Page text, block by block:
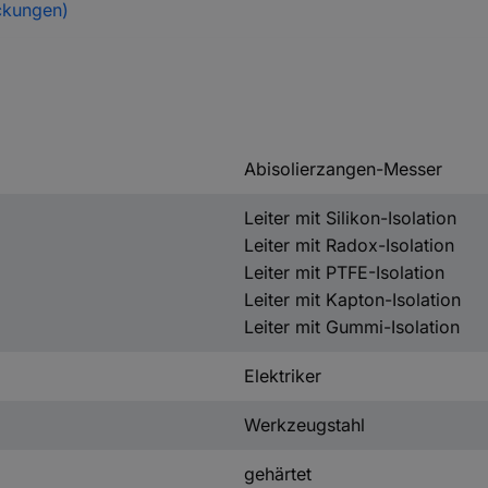
Abisolierzangen-Messer
Leiter mit Silikon-Isolation
Leiter mit Radox-Isolation
Leiter mit PTFE-Isolation
Leiter mit Kapton-Isolation
Leiter mit Gummi-Isolation
Elektriker
Werkzeugstahl
gehärtet